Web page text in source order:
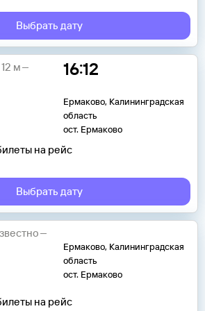
Выбрать дату
16:12
Ермаково, Калининградская
область
ост. Ермаково
12 м
на рейс
Выбрать дату
Ермаково, Калининградская
область
ост. Ермаково
на рейс